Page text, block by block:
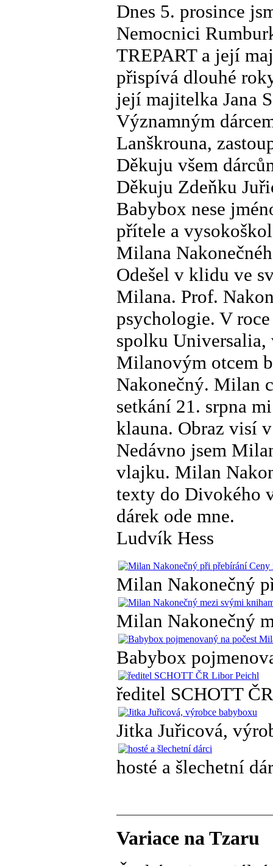
Dnes 5. prosince
Nemocnici
TREPART a její
přispívá dlouhé
její majitelka Jana
Významným
Lanškrouna,
Děkuju všem
Děkuju Zdeňku
Babybox nese
přítele a
Milana
Odešel v klidu ve
Milana. Prof.
psychologie. V
spolku Universalia,
Milanovým otcem
Nakonečný. Milan
setkání 21. srpna
klauna. Obraz visí
Nedávno jsem
vlajku. Milan
texty do Divokého
dárek ode mne.
Ludvík Hess
Milan Nakonečný
Milan Nakonečný
Babybox
ředitel SCHOTT
Jitka Juřicová,
hosté a šlechetní
Variace na Tzaru